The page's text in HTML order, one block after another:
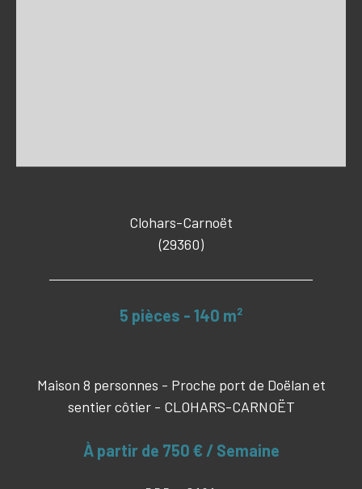
Clohars-Carnoët
(29360)
5 pièces - 140 m²
Maison 8 personnes - Proche port de Doëlan et
sentier côtier - CLOHARS-CARNOËT
À partir de 750 € / Semaine